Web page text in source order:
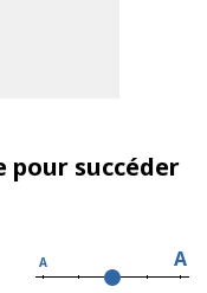
pour succéder
A A